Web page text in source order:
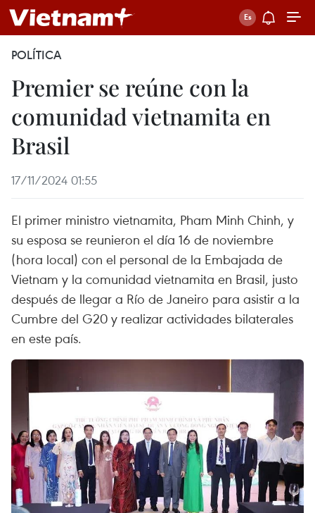
POLÍTICA
Premier se reúne con la
comunidad vietnamita en
Brasil
17/11/2024 01:55
El primer ministro vietnamita, Pham Minh Chinh, y
su esposa se reunieron el día 16 de noviembre
(hora local) con el personal de la Embajada de
Vietnam y la comunidad vietnamita en Brasil, justo
después de llegar a Río de Janeiro para asistir a la
Cumbre del G20 y realizar actividades bilaterales
en este país.